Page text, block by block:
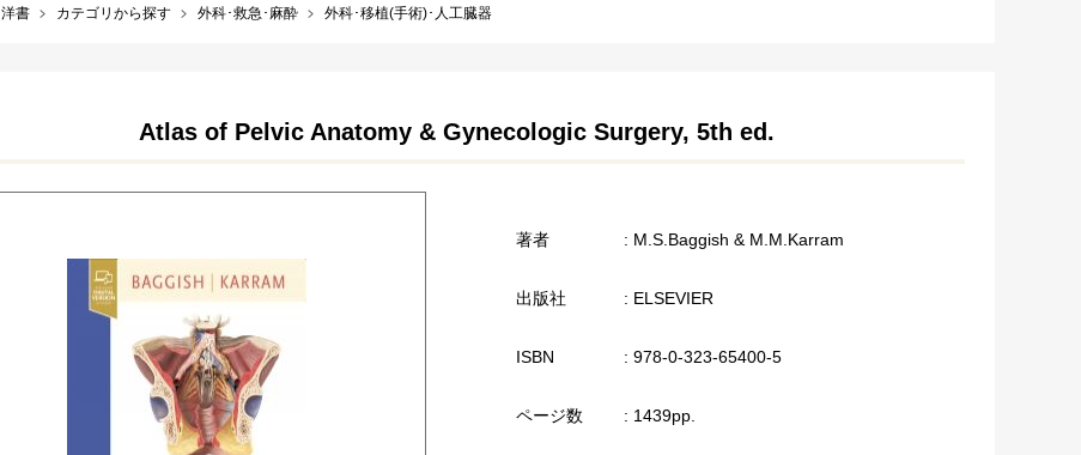
洋書 カテゴリから探す 外科･救急･麻酔 外科･移植(手術)･人工臓器
Atlas of Pelvic Anatomy & Gynecologic Surgery, 5th ed.
著者 : M.S.Baggish & M.M.Karram
出版社 : ELSEVIER
ISBN : 978-0-323-65400-5
ページ数 : 1439pp.